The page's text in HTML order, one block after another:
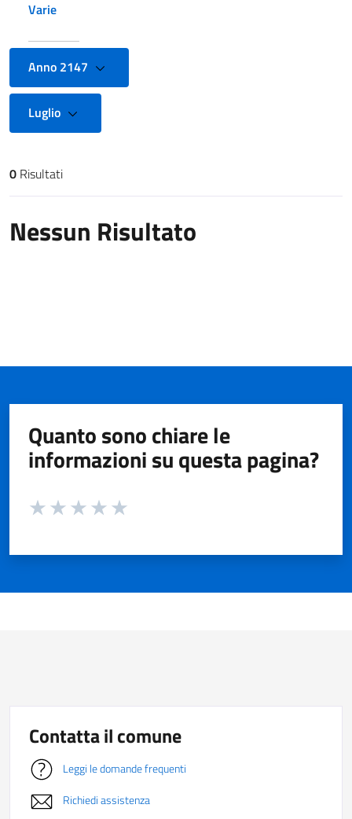
Varie
Anno 2147
Luglio
Risultati di ricerca
0 Risultati
Nessun Risultato
Quanto sono chiare le
informazioni su questa pagina?
Valuta da 1 a 5 stelle la pagina
Contatta il comune
Leggi le domande frequenti
Richiedi assistenza